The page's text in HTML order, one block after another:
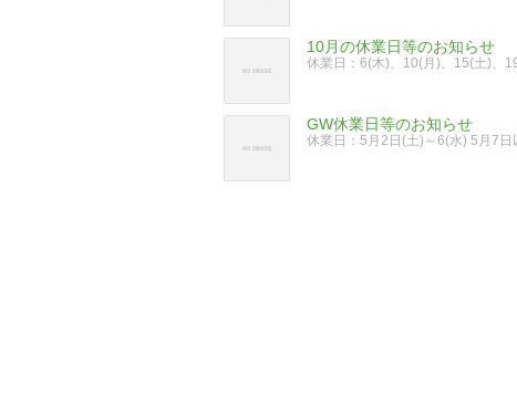
10月の休業日等のお知らせ
休業日：6(木)、10(月)、15(土)、
GW休業日等のお知らせ
休業日：5月2日(土)～6(水) 5月7